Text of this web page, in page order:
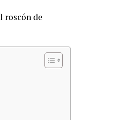
roscón de